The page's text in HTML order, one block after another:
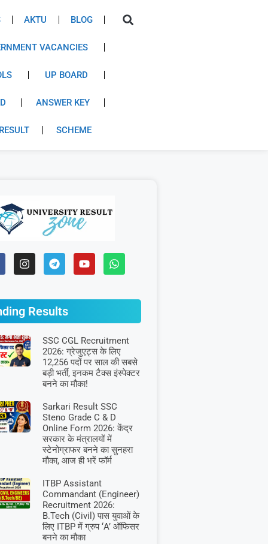
AKTU BLOG
VACANCIES
UP BOARD
ANSWER KEY
SCHEME
Results
SSC CGL Recruitment
2026: ग्रेजुएट्स के लिए
12,256 पदों पर साल की सबसे
बड़ी भर्ती, इनकम टैक्स इंस्पेक्टर
बनने का मौका!
Sarkari Result SSC
Steno Grade C & D
Online Form 2026: केंद्र
सरकार के मंत्रालयों में
स्टेनोग्राफर बनने का सुनहरा
मौका, आज ही भरें फॉर्म
ITBP Assistant
Commandant (Engineer)
Recruitment 2026:
B.Tech (Civil) पास युवाओं के
लिए ITBP में ग्रुप ‘A’ ऑफिसर
बनने का मौका